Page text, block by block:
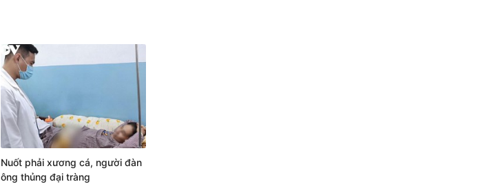
Nuốt phải xương cá, người đàn
ông thủng đại tràng